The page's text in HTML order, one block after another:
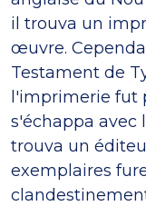
il trouva un
œuvre.
Testament de
l'imprimerie fut
s'échappa avec
trouva un
exemplaires